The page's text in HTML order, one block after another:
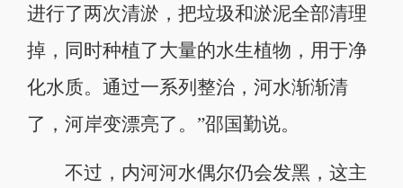
进行了两次清淤，把垃圾和淤泥全部清理
掉，同时种植了大量的水生植物，用于净
化水质。通过一系列整治，河水渐渐清
了，河岸变漂亮了。”邵国勤说。
不过，内河河水偶尔仍会发黑，这主